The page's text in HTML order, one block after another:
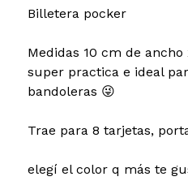
Billetera pocker
Medidas 10 cm de
super practica e ideal
bandoleras 😜
Trae para 8 tarjetas,
elegí el color q más te